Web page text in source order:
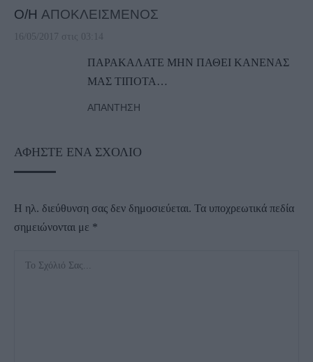
Ο/Η ΑΠΟΚΛΕΙΣΜΕΝΟΣ
16/05/2017 στις 03:14
ΠΑΡΑΚΑΛΑΤΕ ΜΗΝ ΠΑΘΕΙ ΚΑΝΕΝΑΣ
ΜΑΣ ΤΙΠΟΤΑ…
ΑΠΆΝΤΗΣΗ
ΑΦΉΣΤΕ ΈΝΑ ΣΧΌΛΙΟ
Η ηλ. διεύθυνση σας δεν δημοσιεύεται. Τα υποχρεωτικά πεδία
σημειώνονται με *